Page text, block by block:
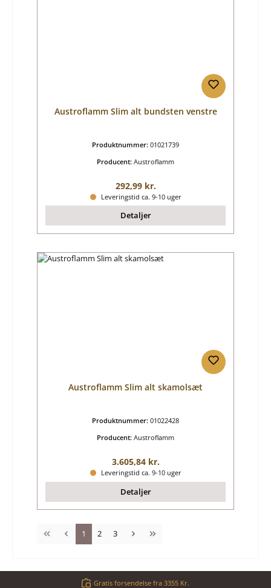
Austroflamm Slim alt bundsten venstre
Produktnummer: 01021739
Producent: Austroflamm
Almindelig pris:
292,99 kr.
Leveringstid ca. 9-10 uger
Detaljer
Austroflamm Slim alt skamolsæt
Produktnummer: 01022428
Producent: Austroflamm
Almindelig pris:
3.605,84 kr.
Leveringstid ca. 9-10 uger
Detaljer
Side
1 Side
2 Side
3
Gratis forsendelse fra 3355 Kr.